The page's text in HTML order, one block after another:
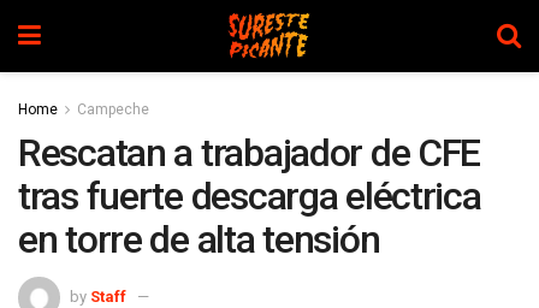
Home Campeche
Rescatan a trabajador de CFE
tras fuerte descarga eléctrica
en torre de alta tensión
by Staff